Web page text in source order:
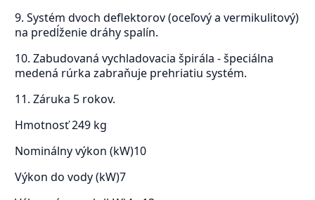
9. Systém dvoch deflektorov (oceľový a vermikulitový)
na predĺženie dráhy spalín.
10. Zabudovaná vychladovacia špirála - špeciálna
medená rúrka zabraňuje prehriatiu systém.
11. Záruka 5 rokov.
Hmotnosť249 kg
Nominálny výkon (kW)10
Výkon do vody (kW)7